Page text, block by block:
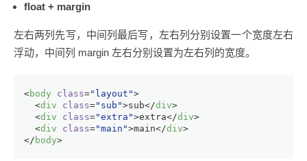
float + margin
左右两列先写，中间列最后写，左右列分别设置一个宽度左右
浮动，中间列 margin 左右分别设置为左右列的宽度。
<body class="layout">
<div class="sub">sub</div>
<div class="extra">extra</div>
<div class="main">main</div>
</ body>